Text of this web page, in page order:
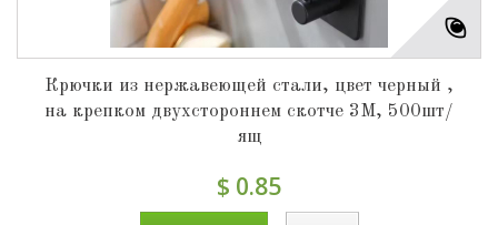
Крючки из нержавеющей стали, цвет черный ,
на крепком двухстороннем скотче 3М, 500шт/
ящ
$ 0.85